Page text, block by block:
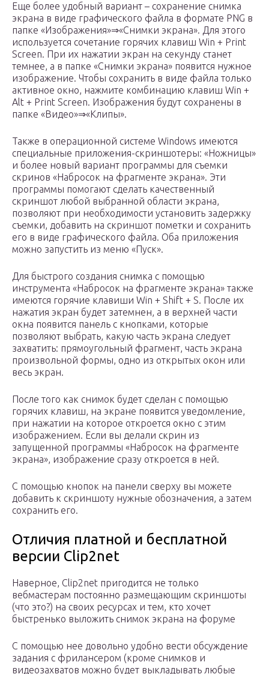
Еще более удобный вариант – сохранение снимка
экрана в виде графического файла в формате PNG в
папке «Изображения»⇒«Снимки экрана». Для этого
используется сочетание горячих клавиш Win + Print
Screen. При их нажатии экран на секунду станет
темнее, а в папке «Снимки экрана» появится нужное
изображение. Чтобы сохранить в виде файла только
активное окно, нажмите комбинацию клавиш Win +
Alt + Print Screen. Изображения будут сохранены в
папке «Видео»⇒«Клипы».
Также в операционной системе Windows имеются
специальные приложения-скриншотеры: «Ножницы»
и более новый вариант программы для съемки
скринов «Набросок на фрагменте экрана». Эти
программы помогают сделать качественный
скриншот любой выбранной области экрана,
позволяют при необходимости установить задержку
съемки, добавить на скриншот пометки и сохранить
его в виде графического файла. Оба приложения
можно запустить из меню «Пуск».
Для быстрого создания снимка с помощью
инструмента «Набросок на фрагменте экрана» также
имеются горячие клавиши Win + Shift + S. После их
нажатия экран будет затемнен, а в верхней части
окна появится панель с кнопками, которые
позволяют выбрать, какую часть экрана следует
захватить: прямоугольный фрагмент, часть экрана
произвольной формы, одно из открытых окон или
весь экран.
После того как снимок будет сделан с помощью
горячих клавиш, на экране появится уведомление,
при нажатии на которое откроется окно с этим
изображением. Если вы делали скрин из
запущенной программы «Набросок на фрагменте
экрана», изображение сразу откроется в ней.
С помощью кнопок на панели сверху вы можете
добавить к скриншоту нужные обозначения, а затем
сохранить его.
Отличия платной и бесплатной
версии Clip2net
Наверное, Clip2net пригодится не только
вебмастерам постоянно размещающим скриншоты
(что это?) на своих ресурсах и тем, кто хочет
быстренько выложить снимок экрана на форуме
С помощью нее довольно удобно вести обсуждение
задания с фрилансером (кроме снимков и
видеозахватов можно будет выкладывать любые